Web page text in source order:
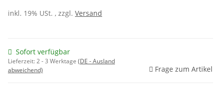
inkl. 19% USt. , zzgl. Versand
Sofort verfügbar
Lieferzeit:2 - 3 Werktage (DE - Ausland
abweichend)
Frage zum Artikel